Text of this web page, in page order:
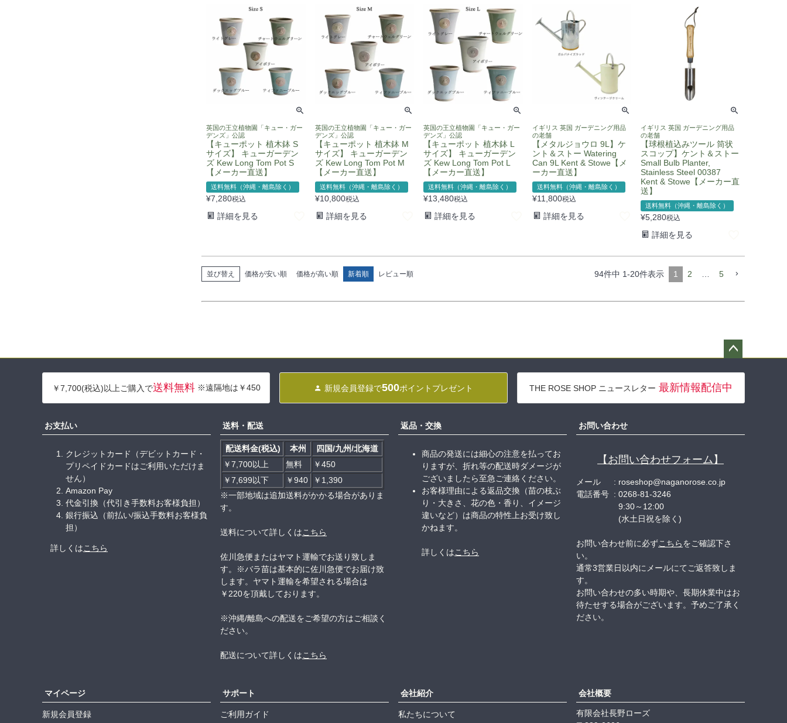
英国の王立植物園「キュー・ガー
デンズ」公認
【キューポット 植木鉢 S
サイズ】 キューガーデン
ズ Kew Long Tom Pot S
【メーカー直送】
送料無料（沖縄・離島除く）
¥7,280税込
詳細を見る
英国の王立植物園「キュー・ガー
デンズ」公認
【キューポット 植木鉢 M
サイズ】 キューガーデン
ズ Kew Long Tom Pot M
【メーカー直送】
送料無料（沖縄・離島除く）
¥10,800税込
詳細を見る
英国の王立植物園「キュー・ガー
デンズ」公認
【キューポット 植木鉢 L
サイズ】 キューガーデン
ズ Kew Long Tom Pot L
【メーカー直送】
送料無料（沖縄・離島除く）
¥13,480税込
詳細を見る
イギリス 英国 ガーデニング用品
の老舗
【メタルジョウロ 9L】ケ
ント＆ストー Watering
Can 9L Kent & Stowe【メ
ーカー直送】
送料無料（沖縄・離島除く）
¥11,800税込
詳細を見る
イギリス 英国 ガーデニング用品
の老舗
【球根植込みツール 筒状
スコップ】ケント＆ストー
Small Bulb Planter,
Stainless Steel 00387
Kent & Stowe【メーカー直
送】
送料無料（沖縄・離島除く）
¥5,280税込
詳細を見る
並び替え 価格が安い順 価格が高い順 新着順 レビュー順 94件中 1-20件表示 1 2 5
ップ
へ
￥7,700(税込)以上ご購入で送料無料※遠隔地は￥450 新規会員登録で500ポイントプレゼント THE ROSE SHOP ニュースレター 最新情報配信中
お支払い
クレジットカード（デビットカード・
プリペイドカードはご利用いただけま
せん）
Amazon Pay
代金引換（代引き手数料お客様負担）
銀行振込（前払い/振込手数料お客様負
担）
詳しくはこちら
送料・配送
配送料金(税込) 本州
四国/九州/北海道
￥7,700以上
無料
￥450
￥7,699以下
￥940
￥1,390
※一部地域は追加送料がかかる場合がありま
す。
送料について詳しくはこちら
佐川急便またはヤマト運輸でお送り致しま
す。※バラ苗は基本的に佐川急便でお届け致
します。ヤマト運輸を希望される場合は
￥220を頂戴しております。
※沖縄/離島への配送をご希望の方はご相談く
ださい。
配送について詳しくはこちら
返品・交換
商品の発送には細心の注意を払ってお
りますが、折れ等の配送時ダメージが
ございましたら至急ご連絡ください。
お客様理由による返品交換（苗の枝ぶ
り・大きさ、花の色・香り、イメージ
違いなど）は商品の特性上お受け致し
かねます。
詳しくはこちら
お問い合わせ
【お問い合わせフォーム】
メール
roseshop@naganorose.co.jp
電話番号
0268-81-3246
9:30～12:00
(水土日祝を除く)
お問い合わせ前に必ずこちらをご確認下さ
い。
通常3営業日以内にメールにてご返答致しま
す。
お問い合わせの多い時期や、長期休業中はお
待たせする場合がございます。予めご了承く
ださい。
マイページ
新規会員登録
サポート
ご利用ガイド
会社紹介
私たちについて
会社概要
有限会社長野ローズ